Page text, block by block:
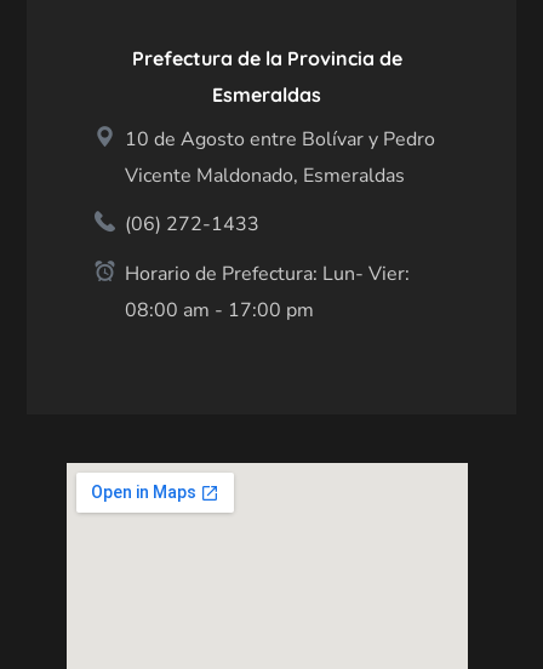
Prefectura de la Provincia de
Esmeraldas
10 de Agosto entre Bolívar y Pedro
Vicente Maldonado, Esmeraldas
(06) 272-1433
Horario de Prefectura: Lun- Vier:
08:00 am - 17:00 pm